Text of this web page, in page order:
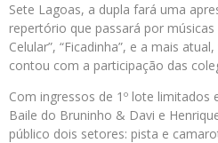
Sete Lagoas, a dupla fará uma
repertório que passará por músicas
Celular”, “Ficadinha”, e a mais
contou com a participação das
Com ingressos de 1º lote limitados
Baile do Bruninho & Davi e
público dois setores: pista e